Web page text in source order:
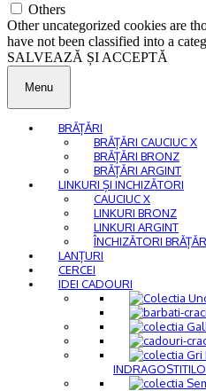
Others
Other uncategorized cookies are
have not been classified into a
SALVEAZĂ ȘI ACCEPTĂ
Menu
BRĂȚĂRI
BRĂȚĂRI CAUCIUC X
BRĂȚĂRI BRONZ
BRĂȚĂRI ARGINT
LINKURI ȘI INCHIZĂTORI
CAUCIUC X
LINKURI BRONZ
LINKURI ARGINT
ÎNCHIZĂTORI
LANȚURI
CERCEI
IDEI CADOURI